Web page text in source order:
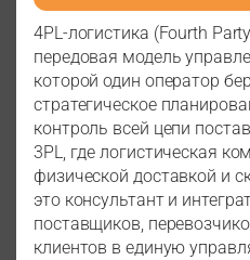
4PL-логистика (Fourth
передовая модель
которой один оператор
стратегическое
контроль всей цепи
3PL, где логистическая
физической доставкой и
это консультант и
поставщиков,
клиентов в единую